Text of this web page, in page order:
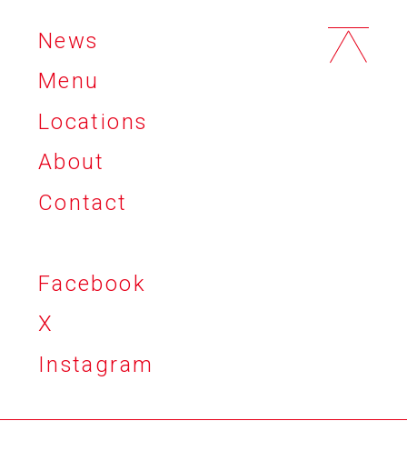
News
Menu
Locations
About
Contact
Facebook
X
Instagram